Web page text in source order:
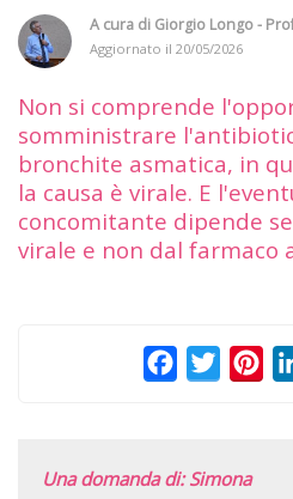
A cura di Giorgio Longo -
Aggiornato il 20/05/2026
Non si comprende
somministrare
bronchite asmatica, in
la causa è virale. E
concomitante dipende
virale e non dal farmaco
FacebookTwitter
Una domanda di: Simona